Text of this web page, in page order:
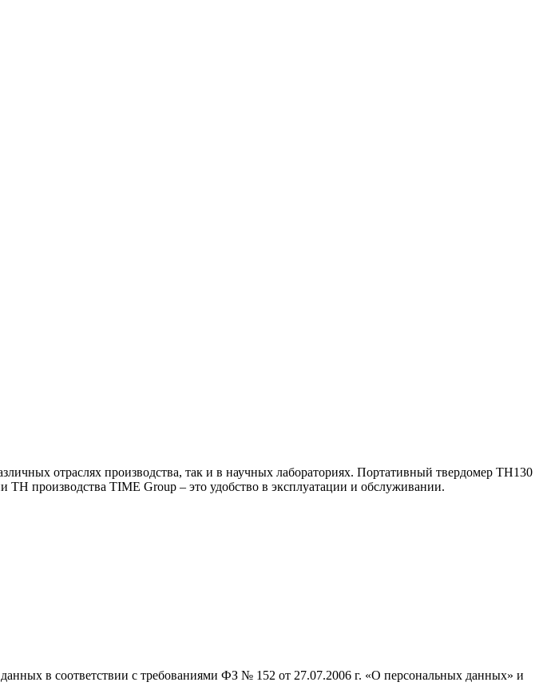
отраслях производства, так и в научных лабораториях. Портативный твердомер TH130
производства TIME Group – это удобство в эксплуатации и обслуживании.
в соответствии с требованиями ФЗ № 152 от 27.07.2006 г. «О персональных данных» и